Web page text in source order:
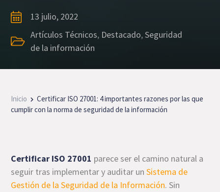
13 julio, 2022
Artículos Técnicos, Destacado,Seguridad
de la información
Inicio
Certificar ISO 27001: 4 importantes razones por las que
cumplir con la norma de seguridad de la información
Certificar ISO 27001 parece ser el camino natural a
seguir tras implementar y auditar unSistema de
Gestión de la Seguridad de la Información. Sin